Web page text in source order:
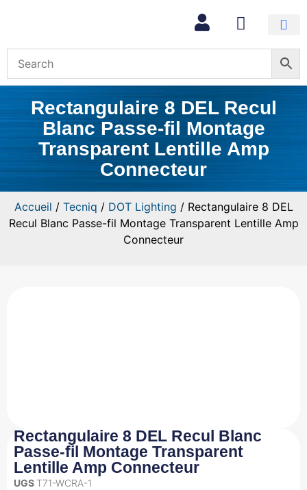
Rectangulaire 8 DEL Recul
Blanc Passe-fil Montage
Transparent Lentille Amp
Connecteur
Accueil / Tecniq / DOT Lighting / Rectangulaire 8 DEL
Recul Blanc Passe-fil Montage Transparent Lentille Amp
Connecteur
Rectangulaire 8 DEL Recul Blanc
Passe-fil Montage Transparent
Lentille Amp Connecteur
UGST71-WCRA-1